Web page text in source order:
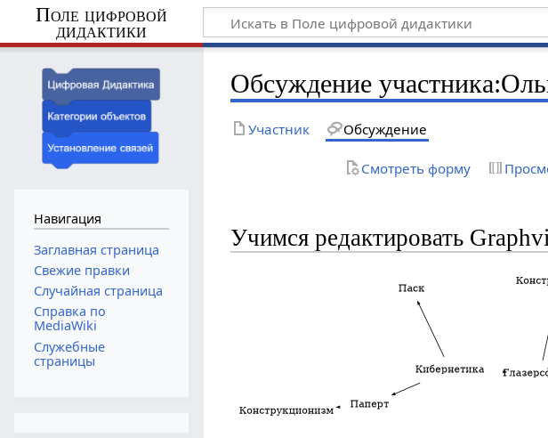
Поле цифровой
дидактики
Обсуждение участника:
Участник Обсуждение
Смотреть форму
Учимся редактировать
Навигация
Заглавная страница
Свежие правки
Случайная страница
Справка по
MediaWiki
Служебные
страницы